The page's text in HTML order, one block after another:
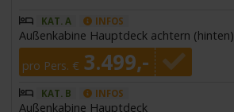
KAT. A INFOS
Außenkabine Hauptdeck achtern (hinten)
pro Pers. € 3.499,-
KAT. B INFOS
Außenkabine Hauptdeck